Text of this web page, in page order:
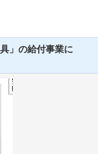
」の給付事業に